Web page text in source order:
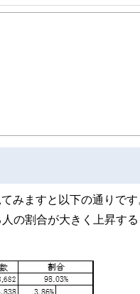
そして老後」という単線的な考
かがますます大事になってきま
たいと思います。
みますと以下の通りで
の割合が大きく上昇する